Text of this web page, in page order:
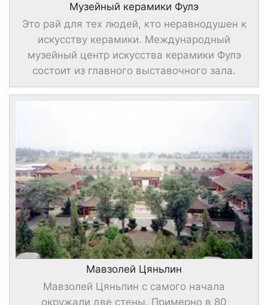
Музейный керамики Фулэ
Это рай для тех людей, кто неравнодушен к
искусству керамики. Международный
музейный центр искусства керамики Фулэ
состоит из главного выставочного зала.
Мавзолей Цяньлин
Мавзолей Цяньлин с самого начала
окружали две стены. Примерно в 80